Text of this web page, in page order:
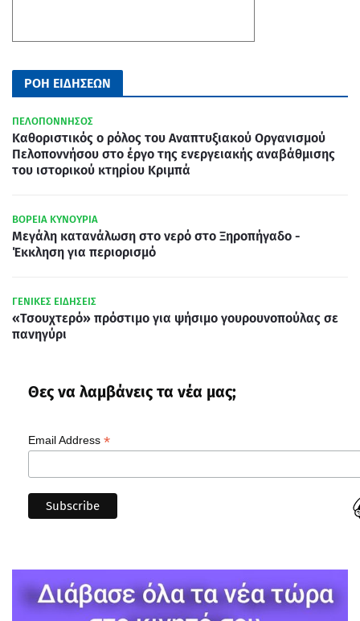
ΡΟΗ ΕΙΔΗΣΕΩΝ
ΠΕΛΟΠΟΝΝΗΣΟΣ
Καθοριστικός ο ρόλος του Αναπτυξιακού Οργανισμού
Πελοποννήσου στο έργο της ενεργειακής αναβάθμισης
του ιστορικού κτηρίου Κριμπά
ΒΟΡΕΙΑ ΚΥΝΟΥΡΙΑ
Μεγάλη κατανάλωση στο νερό στο Ξηροπήγαδο -
Έκκληση για περιορισμό
ΓΕΝΙΚΕΣ ΕΙΔΗΣΕΙΣ
«Τσουχτερό» πρόστιμο για ψήσιμο γουρουνοπούλας σε
πανηγύρι
Θες να λαμβάνεις τα νέα μας;
Email Address *